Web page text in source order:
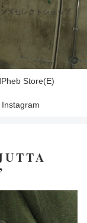
ズセレクトショップ
Store(E)
Instagram